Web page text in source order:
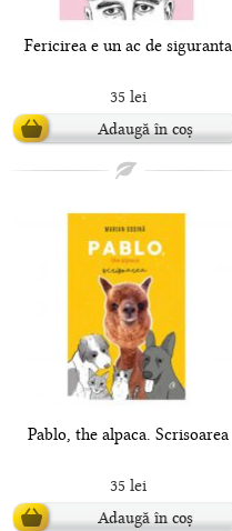
Fericirea e un ac de siguranta
35 lei
Adaugă în coș
Pablo, the alpaca. Scrisoarea
35 lei
Adaugă în coș